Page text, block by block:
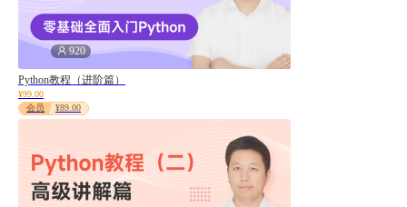
920
Python教程（进阶篇）
¥99.00
会员
¥89.00